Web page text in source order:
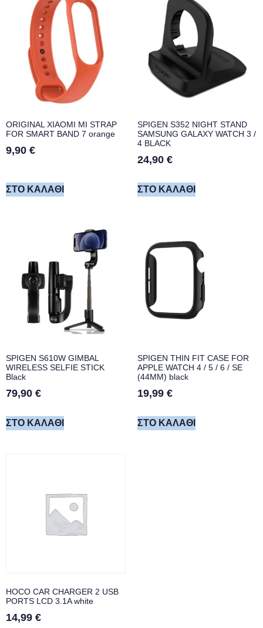
ORIGINAL XIAOMI MI STRAP
FOR SMART BAND 7 orange
9,90 €
ΣΤΟ ΚΑΛΆΘΙ
SPIGEN S352 NIGHT STAND
SAMSUNG GALAXY WATCH 3 /
4 BLACK
24,90 €
ΣΤΟ ΚΑΛΆΘΙ
SPIGEN S610W GIMBAL
WIRELESS SELFIE STICK
Black
79,90 €
ΣΤΟ ΚΑΛΆΘΙ
SPIGEN THIN FIT CASE FOR
APPLE WATCH 4 / 5 / 6 / SE
(44MM) black
19,99 €
ΣΤΟ ΚΑΛΆΘΙ
HOCO CAR CHARGER 2 USB
PORTS LCD 3.1A white
14,99 €